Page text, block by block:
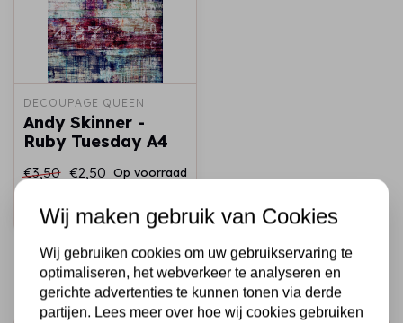
DECOUPAGE QUEEN
Andy Skinner -
Ruby Tuesday A4
€3,50 €2,50 Op voorraad
Snel toevoegen
Wij maken gebruik van Cookies
Wij gebruiken cookies om uw gebruikservaring te
optimaliseren, het webverkeer te analyseren en
gerichte advertenties te kunnen tonen via derde
partijen. Lees meer over hoe wij cookies gebruiken